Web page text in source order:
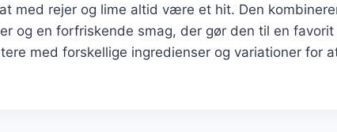
med rejer og lime altid være et hit. Den
og en forfriskende smag, der gør den til en
med forskellige ingredienser og variationer for